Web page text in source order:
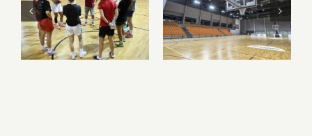
Megkezdtük a
felkészülést az új
idényre
Az Olimpia
Sportparkba
költözik csapatunk